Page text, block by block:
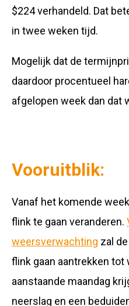
$224 verhandeld. Dat
in twee weken tijd.
Mogelijk dat de
daardoor procentueel
afgelopen week dan dat
Vooruitblik:
Vanaf het komende
flink te gaan veranderen.
weersverwachting zal
flink gaan aantrekken tot
aanstaande maandag
neerslag en een